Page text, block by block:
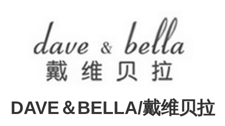
DAVE＆BELLA/戴维贝拉